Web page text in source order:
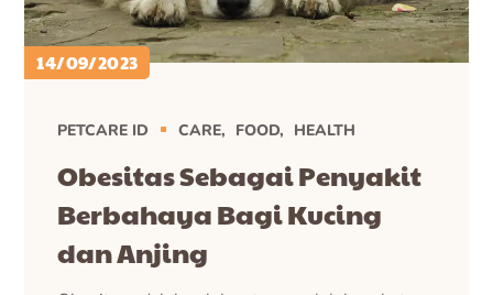
14/09/2023
PETCARE ID CARE FOOD HEALTH
Obesitas Sebagai Penyakit
Berbahaya Bagi Kucing
dan Anjing